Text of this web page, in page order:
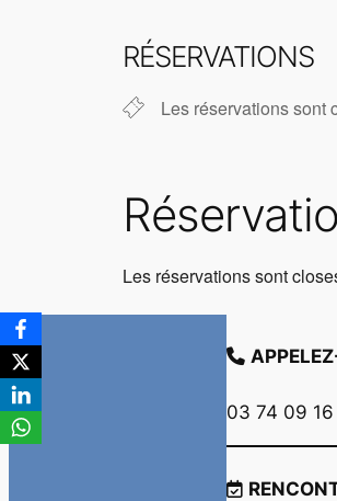
RÉSERVATIONS
Les réservations sont
Les réservations sont
03 74 09